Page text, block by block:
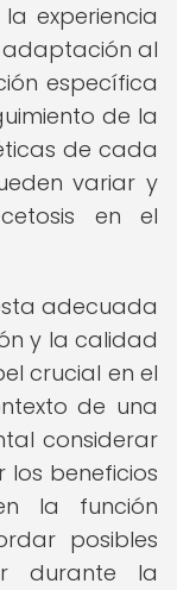
experiencia
adaptación al
específica
de la
de cada
variar y
en el
adecuada
y la calidad
crucial en el
de una
considerar
beneficios
la función
posibles
durante la